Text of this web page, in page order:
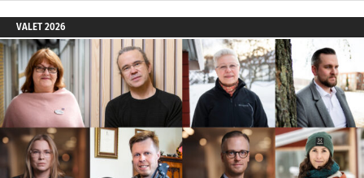
VALET 2026